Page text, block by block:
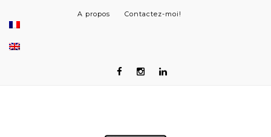
A propos Contactez-moi!